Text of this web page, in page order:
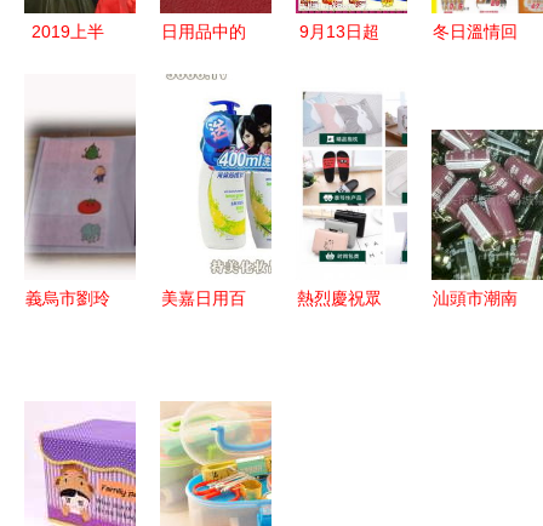
2019上半
區人潮涌動
盛況回顧
日用品中的
與環保的日
用百貨新篇
章
9月13日超
用百貨精
選，溫馨生
活觸手可及
冬日溫情回
價
義烏市劉玲
產品系列一
覽
美嘉日用百
信息一覽
熱烈慶祝眾
汕頭市潮南